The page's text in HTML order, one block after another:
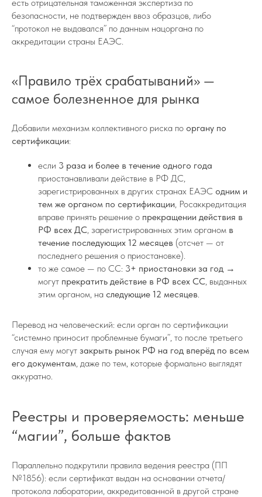
есть отрицательная таможенная экспертиза по
безопасности, не подтвержден ввоз образцов, либо
“протокол не выдавался” по данным нацоргана по
аккредитации страны ЕАЭС.
«Правило трёх срабатываний» —
самое болезненное для рынка
Добавили механизм коллективного риска по органу по
сертификации:
если 3 раза и более в течение одного года
приостанавливали действие в РФ ДС,
зарегистрированных в других странах ЕАЭС одним и
тем же органом по сертификации, Росаккредитация
вправе принять решение о прекращении действия в
РФ всех ДС, зарегистрированных этим органом в
течение последующих 12 месяцев (отсчет — от
последнего решения о приостановке).
то же самое — по СС: 3+ приостановки за год →
могут прекратить действие в РФ всех СС, выданных
этим органом, на следующие 12 месяцев.
Перевод на человеческий: если орган по сертификации
“системно приносит проблемные бумаги”, то после третьего
случая ему могут закрыть рынок РФ на год вперёд по всем
его документам, даже по тем, которые формально выглядят
аккуратно.
Реестры и проверяемость: меньше
“магии”, больше фактов
Параллельно подкрутили правила ведения реестра (ПП
№1856): если сертификат выдан на основании отчета/
протокола лаборатории, аккредитованной в другой стране